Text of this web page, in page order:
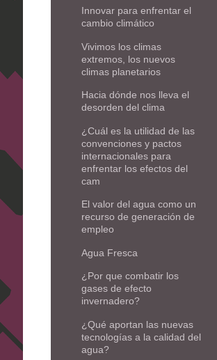
Innovar para enfrentar el
cambio climático
Vivimos los climas
extremos, los nuevos
climas planetarios
Hacia dónde nos lleva el
desorden del clima
¿Cuál es la utilidad de las
convenciones y pactos
internacionales para
enfrentar los efectos del
cam
El valor del agua como un
recurso de generación de
empleo
Agua Fresca
¿Por que combatir los
gases de efecto
invernadero?
¿Qué aportan las nuevas
tecnologías a la calidad del
agua?